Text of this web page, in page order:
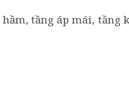
tầng áp mái, tầng